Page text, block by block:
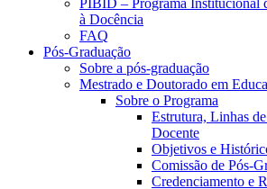
PIBID – Programa Institucional
à Docência
FAQ
Pós-Graduação
Sobre a pós-graduação
Mestrado e Doutorado em
Sobre o Programa
Estrutura, Linhas
Docente
Objetivos e
Comissão de Pós-
Credenciamento e